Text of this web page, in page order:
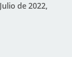
de 2022,